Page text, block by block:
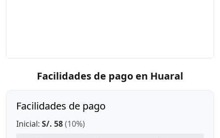
Facilidades de pago en Huaral
Facilidades de pago
Inicial: S/. 58(10%)